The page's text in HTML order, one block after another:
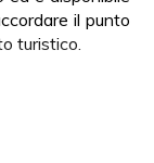
il punto
turistico.